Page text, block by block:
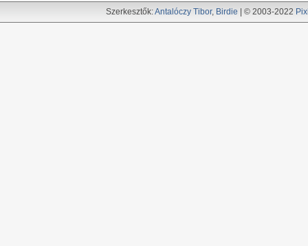
Szerkesztők:Antalóczy Tibor, Birdie | © 2003-2022